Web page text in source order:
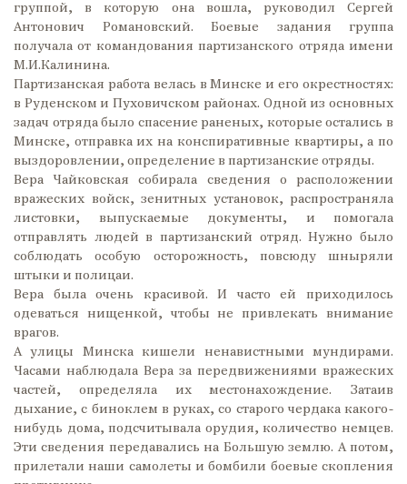
группой, в которую она вошла, руководил Сергей
Антонович Романовский. Боевые задания группа
получала от командования партизанского отряда имени
М.И.Калинина.
Партизанская работа велась в Минске и его окрестностях:
в Руденском и Пуховичском районах. Одной из основных
задач отряда было спасение раненых, которые остались в
Минске, отправка их на конспиративные квартиры, а по
выздоровлении, определение в партизанские отряды.
Вера Чайковская собирала сведения о расположении
вражеских войск, зенитных установок, распространяла
листовки, выпускаемые документы, и помогала
отправлять людей в партизанский отряд. Нужно было
соблюдать особую осторожность, повсюду шныряли
штыки и полицаи.
Вера была очень красивой. И часто ей приходилось
одеваться нищенкой, чтобы не привлекать внимание
врагов.
А улицы Минска кишели ненавистными мундирами.
Часами наблюдала Вера за передвижениями вражеских
частей, определяла их местонахождение. Затаив
дыхание, с биноклем в руках, со старого чердака какого-
нибудь дома, подсчитывала орудия, количество немцев.
Эти сведения передавались на Большую землю. А потом,
прилетали наши самолеты и бомбили боевые скопления